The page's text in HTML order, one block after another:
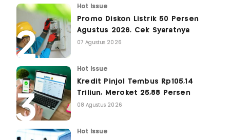
Hot Issue
Promo Diskon Listrik 50 Persen
Agustus 2026, Cek Syaratnya
07 Agustus 2026
Hot Issue
Kredit Pinjol Tembus Rp105,14
Triliun, Meroket 25,88 Persen
08 Agustus 2026
Hot Issue